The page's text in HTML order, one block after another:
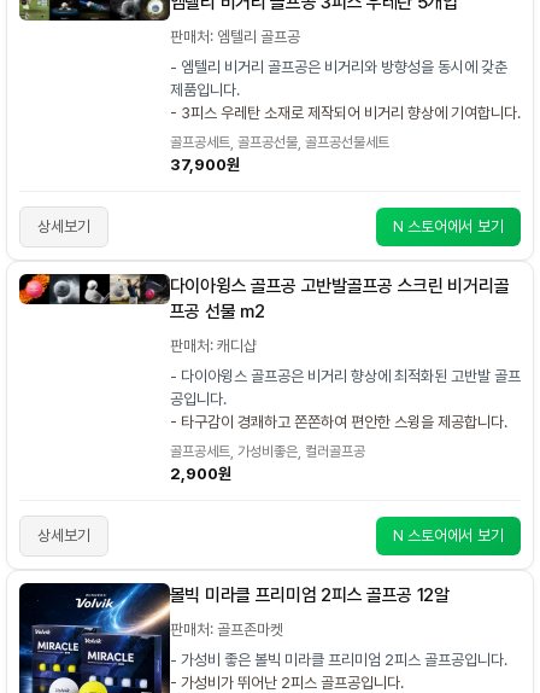
판매처: 엠텔리 골프공
- 엠텔리 비거리 골프공은 비거리와 방향성을 동시에 갖춘
제품입니다.
- 3피스 우레탄 소재로 제작되어 비거리 향상에 기여합니다.
골프공세트, 골프공선물, 골프공선물세트
37,900원
상세보기 N 스토어에서 보기
다이아윙스 골프공 고반발골프공 스크린 비거리골
프공 선물 m2
판매처: 캐디샵
- 다이아윙스 골프공은 비거리 향상에 최적화된 고반발 골프
공입니다.
- 타구감이 경쾌하고 쫀쫀하여 편안한 스윙을 제공합니다.
골프공세트, 가성비좋은, 컬러골프공
2,900원
상세보기 N 스토어에서 보기
볼빅 미라클 프리미엄 2피스 골프공 12알
판매처: 골프존마켓
- 가성비 좋은 볼빅 미라클 프리미엄 2피스 골프공입니다.
- 가성비가 뛰어난 2피스 골프공입니다.